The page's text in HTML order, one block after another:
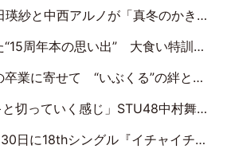
かき氷」騒動で火花散らす！ 因縁の裏にあるのは、逆境をともに“凌”ぐ似た者同士の絆
出” 大食い特訓・守護霊企画・制服グラビア…盛りだくさんの裏話
せて “いぶくる”の絆と後輩・龍頭綺音の決意
いく感じ」STU48中村舞、新しい挑戦は自らの手で
ャイチャ虫』の発売決定！ フォーメーションは『日向坂で会いましょう』にて発表